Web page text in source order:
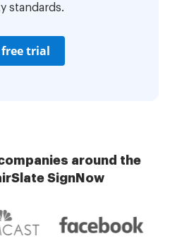
standards.
trial
around the
SignNow